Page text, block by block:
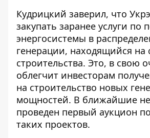
Кудрицкий заверил, что
закупать заранее услуги по
энергосистемы в
генерации, находящийся на
строительства. Это, в свою
облегчит инвесторам
на строительство новых
мощностей. В ближайшие
проведен первый аукцион
таких проектов.